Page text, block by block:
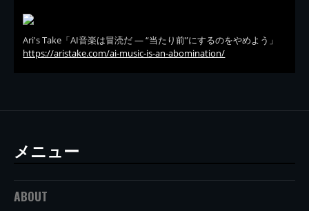
Ari's Take「AI音楽は冒涜だ — “当たり前”にするのをやめよう」
https://aristake.com/ai-music-is-an-abomination/
メニュー
ABOUT